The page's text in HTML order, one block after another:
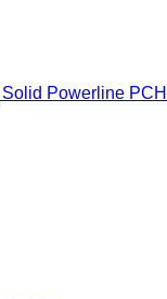
Solid Powerline